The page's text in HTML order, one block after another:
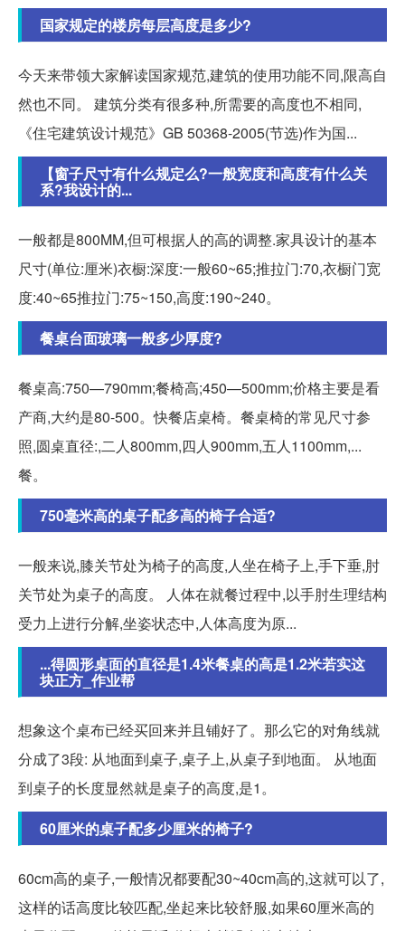
国家规定的楼房每层高度是多少?
今天来带领大家解读国家规范,建筑的使用功能不同,限高自
然也不同。 建筑分类有很多种,所需要的高度也不相同,
《住宅建筑设计规范》GB 50368-2005(节选)作为国...
【窗子尺寸有什么规定么?一般宽度和高度有什么关
系?我设计的...
一般都是800MM,但可根据人的高的调整.家具设计的基本
尺寸(单位:厘米)衣橱:深度:一般60~65;推拉门:70,衣橱门宽
度:40~65推拉门:75~150,高度:190~240。
餐桌台面玻璃一般多少厚度?
餐桌高:750—790mm;餐椅高;450—500mm;价格主要是看
产商,大约是80-500。快餐店桌椅。餐桌椅的常见尺寸参
照,圆桌直径:,二人800mm,四人900mm,五人1100mm,...
餐。
750毫米高的桌子配多高的椅子合适?
一般来说,膝关节处为椅子的高度,人坐在椅子上,手下垂,肘
关节处为桌子的高度。 人体在就餐过程中,以手肘生理结构
受力上进行分解,坐姿状态中,人体高度为原...
...得圆形桌面的直径是1.4米餐桌的高是1.2米若实这
块正方_作业帮
想象这个桌布已经买回来并且铺好了。那么它的对角线就
分成了3段: 从地面到桌子,桌子上,从桌子到地面。 从地面
到桌子的长度显然就是桌子的高度,是1。
60厘米的桌子配多少厘米的椅子?
60cm高的桌子,一般情况都要配30~40cm高的,这就可以了,
这样的话高度比较匹配,坐起来比较舒服,如果60厘米高的